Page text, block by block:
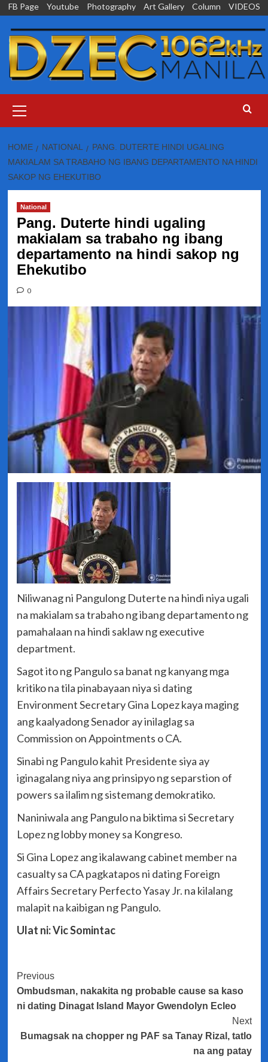
Skip
content
FB Page Youtube Photography Art Gallery Column VIDEOS
Menu
HOME NATIONAL
PANG. DUTERTE HINDI UGALING
MAKIALAM SA TRABAHO NG IBANG DEPARTAMENTO NA HINDI
SAKOP NG EHEKUTIBO
National
Pang. Duterte hindi ugaling
makialam sa trabaho ng ibang
departamento na hindi sakop ng
Ehekutibo
0
Niliwanag ni Pangulong Duterte na hindi niya ugali
na makialam sa trabaho ng ibang departamento ng
pamahalaan na hindi saklaw ng executive
department.
Sagot ito ng Pangulo sa banat ng kanyang mga
kritiko na tila pinabayaan niya si dating
Environment Secretary Gina Lopez kaya maging
ang kaalyadong Senador ay inilaglag sa
Commission on Appointments o CA.
Sinabi ng Pangulo kahit Presidente siya ay
iginagalang niya ang prinsipyo ng separstion of
powers sa ilalim ng sistemang demokratiko.
Naniniwala ang Pangulo na biktima si Secretary
Lopez ng lobby money sa Kongreso.
Si Gina Lopez ang ikalawang cabinet member na
casualty sa CA pagkatapos ni dating Foreign
Affairs Secretary Perfecto Yasay Jr. na kilalang
malapit na kaibigan ng Pangulo.
Ulat ni: Vic Somintac
Post
Navigation
Previous
Ombudsman, nakakita ng probable cause sa kaso
ni dating Dinagat Island Mayor Gwendolyn Ecleo
Next
Bumagsak na chopper ng PAF sa Tanay Rizal, tatlo
na ang patay